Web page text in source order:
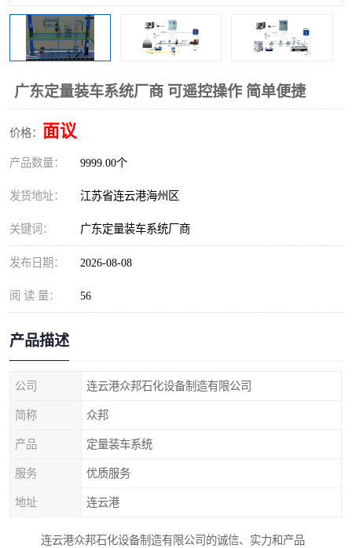
广东定量装车系统厂商 可遥控操作 简单便捷
价格： 面议
产品数量： 9999.00个
发货地址： 江苏省连云港海州区
关键词： 广东定量装车系统厂商
发布日期： 2026-08-08
阅 读 量： 56
产品描述
公司 连云港众邦石化设备制造有限公司
简称 众邦
产品 定量装车系统
服务 优质服务
地址 连云港
连云港众邦石化设备制造有限公司的诚信、实力和产品